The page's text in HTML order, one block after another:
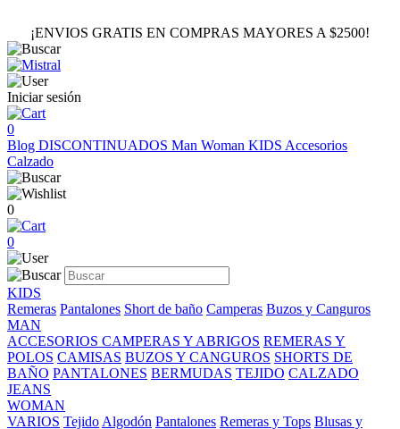
¡ENVIOS GRATIS EN COMPRAS MAYORES A $2500!
Iniciar sesión
0
Blog DISCONTINUADOS Man Woman KIDS Accesorios
Calzado
0
0
KIDS
Remeras Pantalones Short de baño Camperas Buzos y Canguros
MAN
ACCESORIOS CAMPERAS Y ABRIGOS REMERAS Y
POLOS CAMISAS BUZOS Y CANGUROS SHORTS DE
BAÑO PANTALONES BERMUDAS TEJIDO CALZADO
JEANS
WOMAN
VARIOS Tejido Algodón Pantalones Remeras y Tops Blusas y